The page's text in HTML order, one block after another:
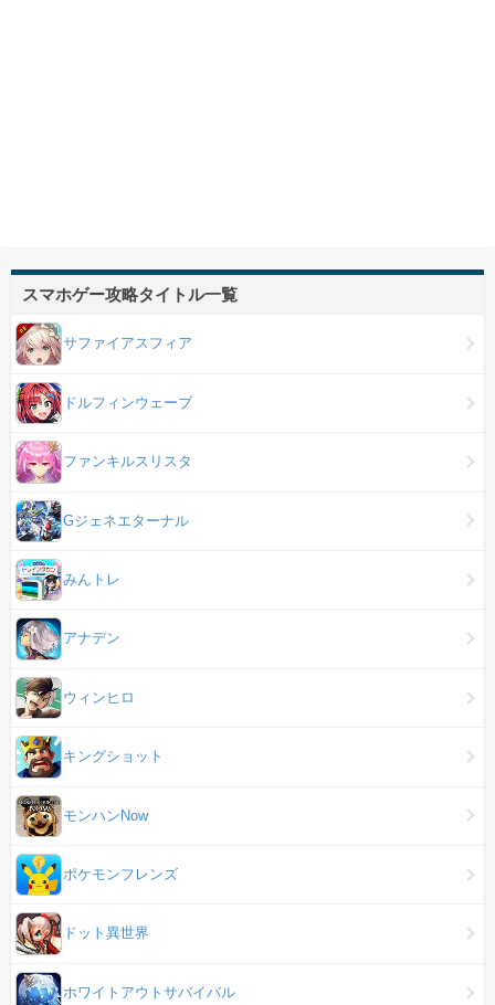
スマホゲー攻略タイトル一覧
サファイアスフィア
ドルフィンウェーブ
ファンキルスリスタ
Gジェネエターナル
みんトレ
アナデン
ウィンヒロ
キングショット
モンハンNow
ポケモンフレンズ
ドット異世界
ホワイトアウトサバイバル